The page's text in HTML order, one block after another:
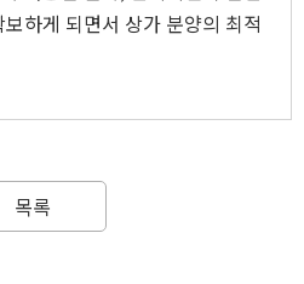
하게 되면서 상가 분양의 최적
목록